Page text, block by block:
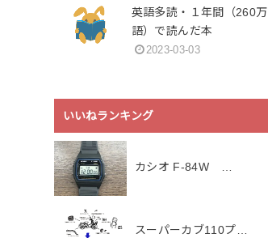
英語多読・１年間（260万
語）で読んだ本
2023-03-03
いいねランキング
カシオ F-84W …
スーパーカブ110プ…